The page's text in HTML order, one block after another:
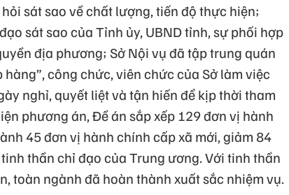
sát sao về chất lượng, tiến độ thực hiện;
sát sao của Tỉnh ủy, UBND tỉnh, sự phối hợp
địa phương; Sở Nội vụ đã tập trung quán
công chức, viên chức của Sở làm việc
nghỉ, quyết liệt và tận hiến để kịp thời tham
phương án, Đề án sắp xếp 129 đơn vị hành
45 đơn vị hành chính cấp xã mới, giảm 84
thần chỉ đạo của Trung ương. Với tinh thần
toàn ngành đã hoàn thành xuất sắc nhiệm vụ.